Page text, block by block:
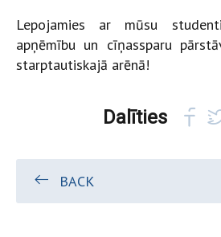
Lepojamies ar mūsu
apņēmību un cīņassparu
starptautiskajā arēnā!
Dalīties
BACK